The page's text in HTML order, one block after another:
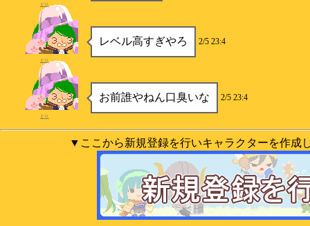
とり
レベル高すぎやろ 2/5 23:4
とり
お前誰やねん口臭いな 2/5 23:4
とり
▼ここから新規登録を行いキャラクターを作成